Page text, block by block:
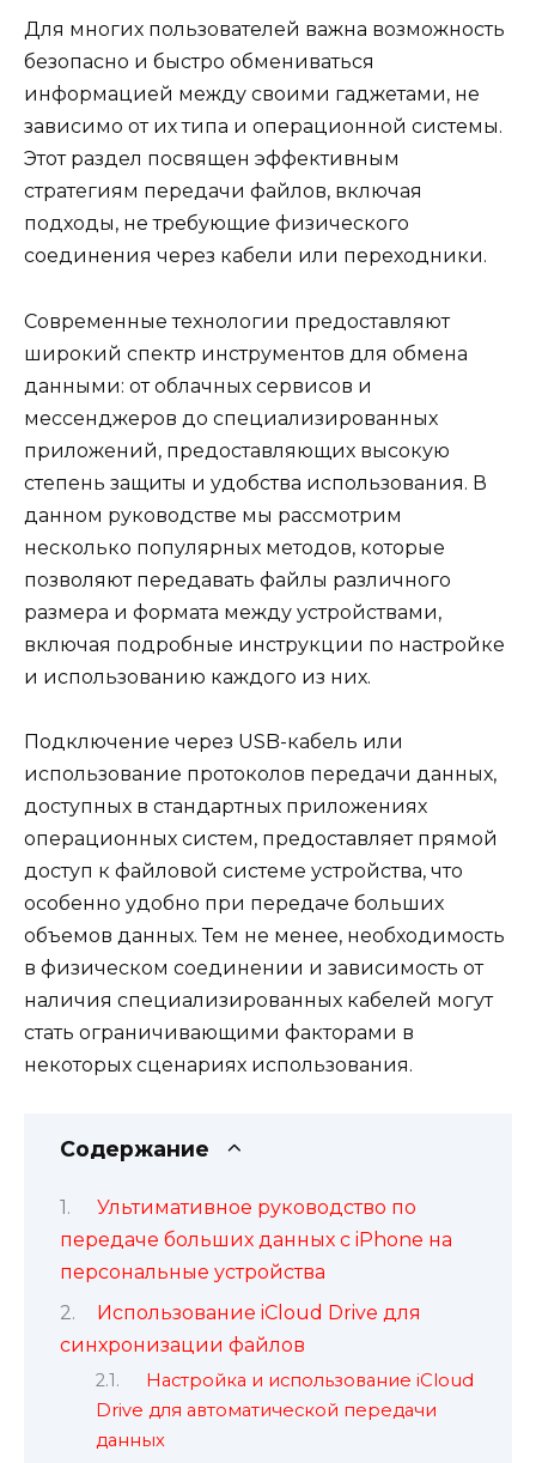
Для многих пользователей важна возможность
безопасно и быстро обмениваться
информацией между своими гаджетами, не
зависимо от их типа и операционной системы.
Этот раздел посвящен эффективным
стратегиям передачи файлов, включая
подходы, не требующие физического
соединения через кабели или переходники.
Современные технологии предоставляют
широкий спектр инструментов для обмена
данными: от облачных сервисов и
мессенджеров до специализированных
приложений, предоставляющих высокую
степень защиты и удобства использования. В
данном руководстве мы рассмотрим
несколько популярных методов, которые
позволяют передавать файлы различного
размера и формата между устройствами,
включая подробные инструкции по настройке
и использованию каждого из них.
Подключение через USB-кабель или
использование протоколов передачи данных,
доступных в стандартных приложениях
операционных систем, предоставляет прямой
доступ к файловой системе устройства, что
особенно удобно при передаче больших
объемов данных. Тем не менее, необходимость
в физическом соединении и зависимость от
наличия специализированных кабелей могут
стать ограничивающими факторами в
некоторых сценариях использования.
Содержание
Ультимативное руководство по
передаче больших данных с iPhone на
персональные устройства
Использование iCloud Drive для
синхронизации файлов
Настройка и использование iCloud
Drive для автоматической передачи
данных